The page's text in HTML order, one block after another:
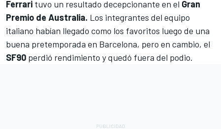
Ferrari tuvo un resultado decepcionante en el Gran
Premio de Australia. Los integrantes del equipo
italiano habían llegado como los favoritos luego de una
buena pretemporada en Barcelona, pero en cambio, el
SF90 perdió rendimiento y quedó fuera del podio.